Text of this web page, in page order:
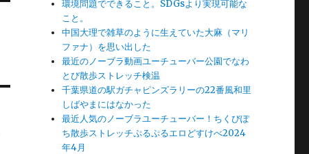
環境問題でできること。SDGsより実現可能な
こと。
中国大理で雑草のように生えていた大麻（マリ
ファナ）を思い出した
最近のノーブラ動画ユーチューバー公園でなわ
とび散歩ストレッチ検温
千葉県道の駅ガチャピンズラリーの22番風和里
しばやまにはなかった
最近人気のノーブラユーチューバー！ちくびぽ
ち散歩ストレッチぷるぷるエロどすけべ2024
年4月